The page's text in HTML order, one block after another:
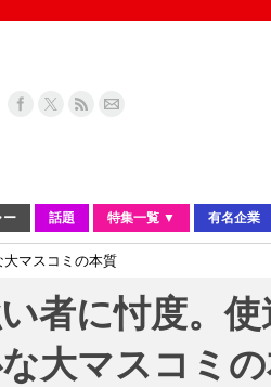
ー 話題 特集一覧 ▼ 有名企業
マスコミの本質
者に忖度。使
大マスコミ